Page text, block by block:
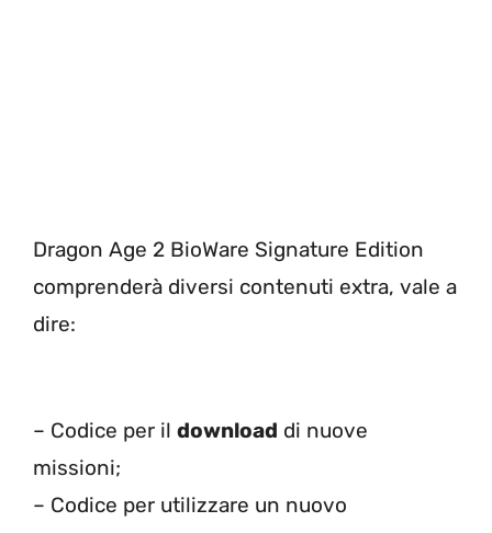
Dragon Age 2 BioWare Signature Edition
comprenderà diversi contenuti extra, vale a
dire:
– Codice per il download di nuove
missioni;
– Codice per utilizzare un nuovo